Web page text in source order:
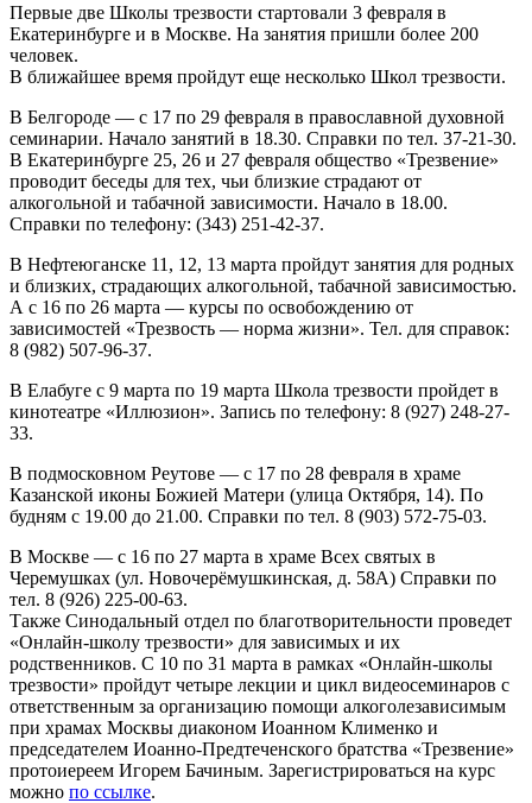
Первые две Школы трезвости стартовали 3 февраля в
Екатеринбурге и в Москве. На занятия пришли более 200
человек.
В ближайшее время пройдут еще несколько Школ трезвости.
В Белгороде — с 17 по 29 февраля в православной духовной
семинарии. Начало занятий в 18.30. Справки по тел. 37-21-30.
В Екатеринбурге 25, 26 и 27 февраля общество «Трезвение»
проводит беседы для тех, чьи близкие страдают от
алкогольной и табачной зависимости. Начало в 18.00.
Справки по телефону: (343) 251-42-37.
В Нефтеюганске 11, 12, 13 марта пройдут занятия для родных
и близких, страдающих алкогольной, табачной зависимостью.
А с 16 по 26 марта — курсы по освобождению от
зависимостей «Трезвость — норма жизни». Тел. для справок:
8 (982) 507-96-37.
В Елабуге с 9 марта по 19 марта Школа трезвости пройдет в
кинотеатре «Иллюзион». Запись по телефону: 8 (927) 248-27-
33.
В подмосковном Реутове — с 17 по 28 февраля в храме
Казанской иконы Божией Матери (улица Октября, 14). По
будням с 19.00 до 21.00. Справки по тел. 8 (903) 572-75-03.
В Москве — с 16 по 27 марта в храме Всех святых в
Черемушках (ул. Новочерёмушкинская, д. 58А) Справки по
тел. 8 (926) 225-00-63.
Также Синодальный отдел по благотворительности проведет
«Онлайн-школу трезвости» для зависимых и их
родственников. С 10 по 31 марта в рамках «Онлайн-школы
трезвости» пройдут четыре лекции и цикл видеосеминаров с
ответственным за организацию помощи алкоголезависимым
при храмах Москвы диаконом Иоанном Клименко и
председателем Иоанно-Предтеченского братства «Трезвение»
протоиереем Игорем Бачиным. Зарегистрироваться на курс
можно по ссылке.